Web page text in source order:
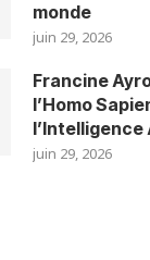
monde
juin 29, 2026
Francine
l’Homo
juin 29, 2026